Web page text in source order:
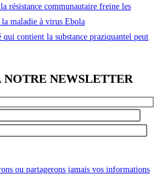
résistance communautaire freine les
maladie à virus Ebola
contient la substance praziquantel peut
NEWSLETTER
ou partagerons jamais vos informations